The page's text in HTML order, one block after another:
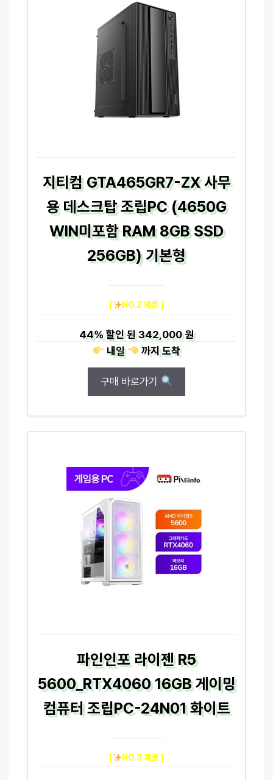
지티컴 GTA465GR7-ZX 사무
용 데스크탑 조립PC (4650G
WIN미포함 RAM 8GB SSD
256GB) 기본형
[ NO.2 제품 ]
44%할인 된342,000 원
내일
까지도착
구매 바로가기
파인인포 라이젠 R5
5600_RTX4060 16GB 게이밍
컴퓨터 조립PC-24N01 화이트
[ NO.3 제품 ]